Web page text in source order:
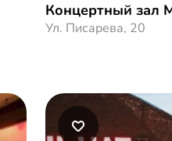
Концертный зал
Ул. Писарева, 20